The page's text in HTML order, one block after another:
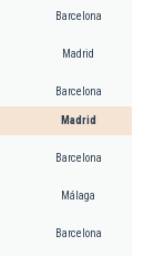
Barcelona
Madrid
Barcelona
Madrid
Barcelona
Málaga
Barcelona